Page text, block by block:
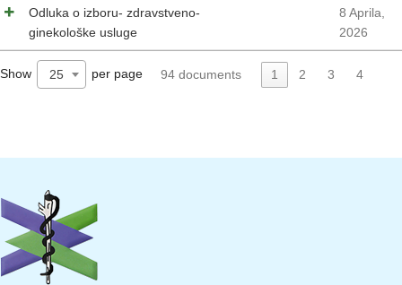
Odluka o izboru- zdravstveno-
ginekološke usluge
8 Aprila,
2026
Show 25 per page 94 documents 1 2 3 4